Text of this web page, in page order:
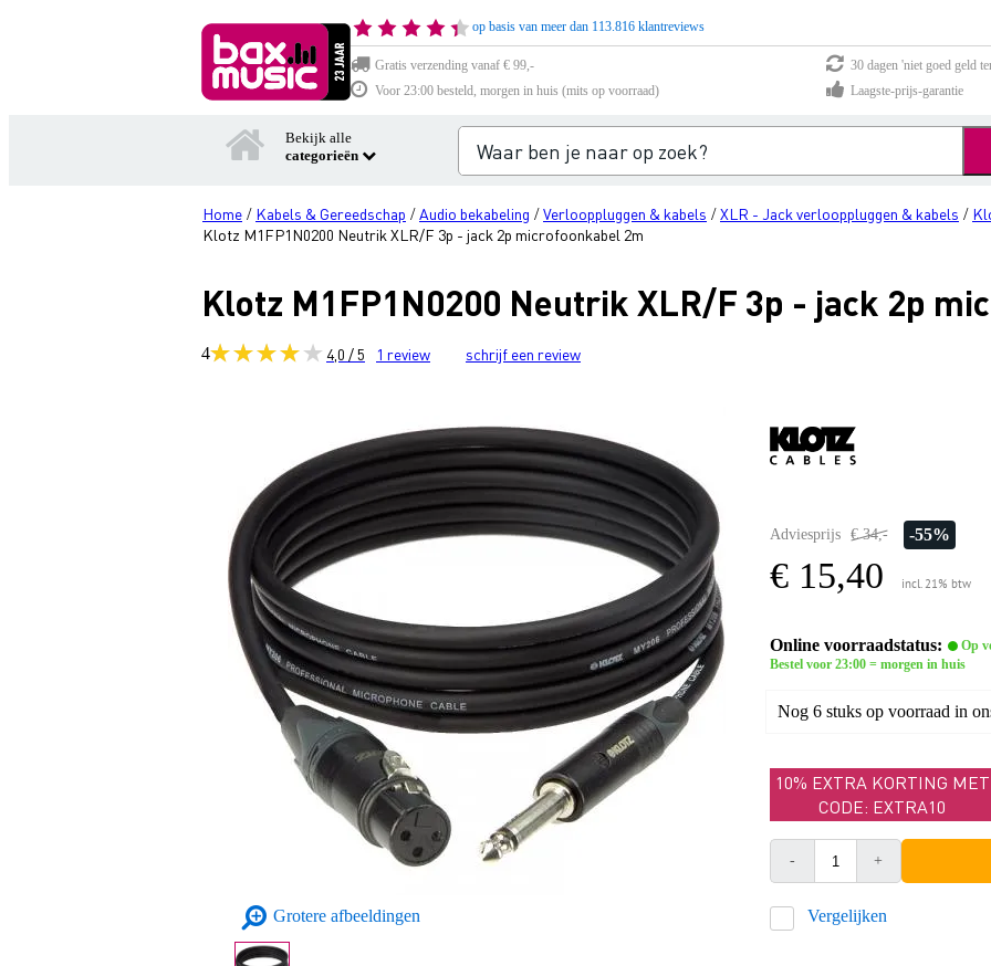
op basis van meer dan 113.816 klantreviews
Gratis verzending vanaf € 99,-
30 dagen 'niet goed geld
Voor 23:00 besteld, morgen in huis (mits op voorraad)
Laagste-prijs-garantie
Bekijk alle
categorieën
Home / Kabels & Gereedschap /Audio bekabeling /Verlooppluggen & kabels /XLR - Jack verlooppluggen & kabels /
Klotz M1FP1N0200 Neutrik XLR/F 3p - jack 2p microfoonkabel 2m
Klotz M1FP1N0200 Neutrik XLR/F 3p - jack 2p
4 4,0 / 5 1 review schrijf een review
Grotere afbeeldingen
Adviesprijs € 34,- -55%
€ 15,40 incl. 21% btw
Online voorraadstatus:
Op
Bestel voor 23:00 = morgen in huis
Nog 6 stuks op voorraad in
10% EXTRA KORTING MET
CODE: EXTRA10
- +
Vergelijken